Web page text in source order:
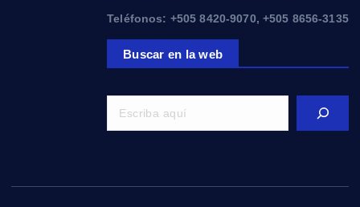
Teléfonos: +505 8420-9070, +505 8656-3135
Buscar en la web